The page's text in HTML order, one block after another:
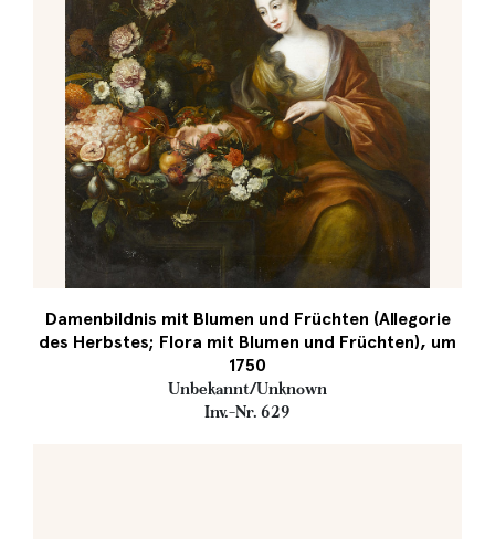
Damenbildnis mit Blumen und Früchten (Allegorie
des Herbstes; Flora mit Blumen und Früchten), um
1750
Unbekannt/Unknown
Inv.-Nr. 629